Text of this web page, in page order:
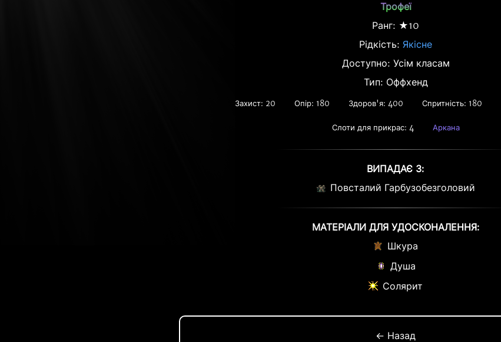
Трофеї
Ранг: ★10
Рідкість: Якісне
Доступно: Усім класам
Тип: Оффхенд
Захист: 20 Опір: 180 Здоров'я: 400 Спритність: 180
Слоти для прикрас: 4 Аркана
ВИПАДАЄ З:
Повсталий Гарбузобезголовий
МАТЕРІАЛИ ДЛЯ УДОСКОНАЛЕННЯ:
Шкура
Душа
Солярит
← Назад